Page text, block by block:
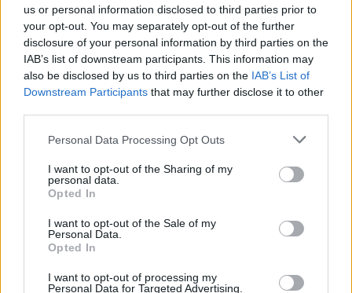
us or personal information disclosed to third parties prior to
your opt-out. You may separately opt-out of the further
disclosure of your personal information by third parties on the
IAB’s list of downstream participants. This information may
also be disclosed by us to third parties on the IAB’s List of
Downstream Participants that may further disclose it to other
Personal Data Processing Opt Outs
I want to opt-out of the Sharing of my
personal data.
Opted In
I want to opt-out of the Sale of my
Personal Data.
Opted In
I want to opt-out of processing my
Personal Data for Targeted Advertising.
Esim for USA|Esim for Italy| Esim for Spain|Esim